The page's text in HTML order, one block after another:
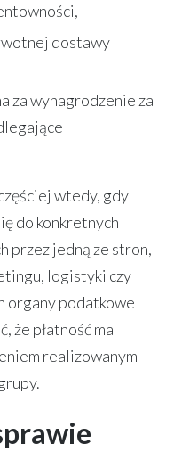
dostawy
za wynagrodzenie za
wtedy, gdy
do konkretnych
przez jedną ze stron,
logistyki czy
organy podatkowe
że płatność ma
realizowanym